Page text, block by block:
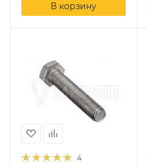
В корзину
4